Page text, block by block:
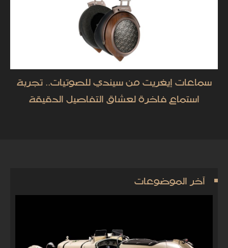
سماعات إيغريت من سيندي للصوتيات.. تجربة
استماع فاخرة لعشاق التفاصيل الدقيقة
آخر الموضوعات